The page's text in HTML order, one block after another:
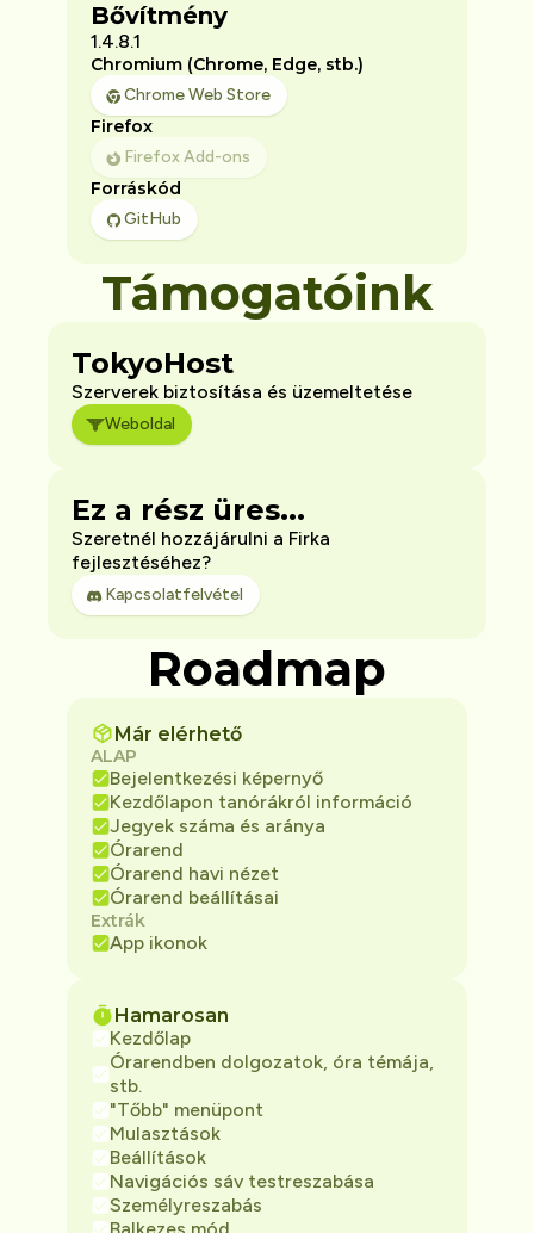
Bővítmény
1.4.8.1
Chromium (Chrome, Edge, stb.)
Chrome Web Store
Firefox
Firefox Add-ons
Forráskód
GitHub
Támogatóink
TokyoHost
Szerverek biztosítása és üzemeltetése
Weboldal
Ez a rész üres...
Szeretnél hozzájárulni a Firka
fejlesztéséhez?
Kapcsolatfelvétel
Roadmap
Már elérhető
ALAP
Bejelentkezési képernyő
Kezdőlapon tanórákról információ
Jegyek száma és aránya
Órarend
Órarend havi nézet
Órarend beállításai
Extrák
App ikonok
Hamarosan
Kezdőlap
Órarendben dolgozatok, óra témája,
stb.
"Tőbb" menüpont
Mulasztások
Beállítások
Navigációs sáv testreszabása
Személyreszabás